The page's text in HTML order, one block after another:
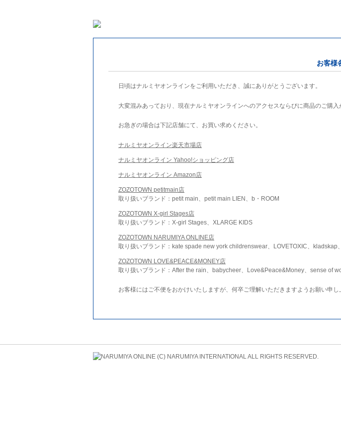
お客様
日頃はナルミヤオンラインをご利用いただき、誠にありがとうございます。
大変混みあっており、現在ナルミヤオンラインへのアクセスならびに商品のご購入
お急ぎの場合は下記店舗にて、お買い求めください。
ナルミヤオンライン楽天市場店
ナルミヤオンライン Yahoo!ショッピング店
ナルミヤオンライン Amazon店
ZOZOTOWN petitmain店
取り扱いブランド：petit main、petit main LIEN、b・ROOM
ZOZOTOWN X-girl Stages店
取り扱いブランド：X-girl Stages、XLARGE KIDS
ZOZOTOWN NARUMIYA ONLINE店
取り扱いブランド：kate spade new york childrenswear、LOVETOXIC、
ZOZOTOWN LOVE&PEACE&MONEY店
取り扱いブランド：After the rain、babycheer、Love&Peace&Money、sense of
お客様にはご不便をおかけいたしますが、何卒ご理解いただきますようお願い申し